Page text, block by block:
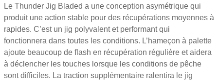
Le Thunder Jig Bladed a une conception asymétrique qui
produit une action stable pour des récupérations moyennes à
rapides. C’est un jig polyvalent et performant qui
fonctionnera dans toutes les conditions. L’hameçon à palette
ajoute beaucoup de flash en récupération régulière et aidera
à déclencher les touches lorsque les conditions de pêche
sont difficiles. La traction supplémentaire ralentira le jig